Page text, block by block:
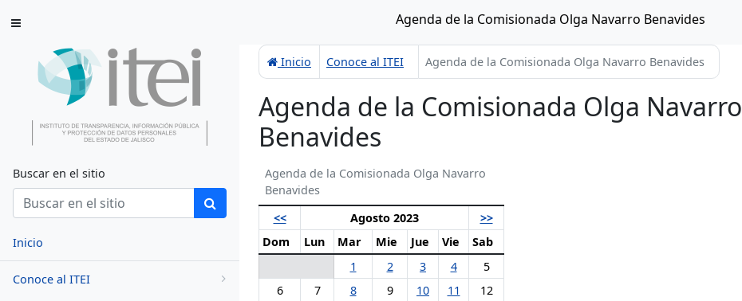
Agenda de la Comisionada Olga Navarro Benavides
Saltar al contenido
Buscar en el sitio
Inicio
Conoce al ITEI
Inicio Conoce al ITEI Agenda de la Comisionada Olga Navarro Benavides
Agenda de la Comisionada Olga Navarro
Benavides
Agenda de la Comisionada Olga Navarro
Benavides
<<
Agosto 2023
>>
Dom
Lun Mar Mie Jue Vie
Sab
1
2 3 4
5
6
7 8 9 10 11
12